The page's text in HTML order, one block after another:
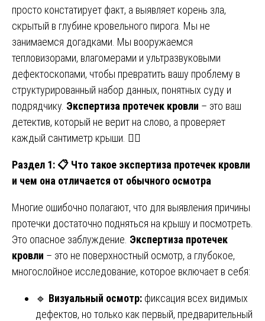
просто констатирует факт, а выявляет корень зла,
скрытый в глубине кровельного пирога. Мы не
занимаемся догадками. Мы вооружаемся
тепловизорами, влагомерами и ультразвуковыми
дефектоскопами, чтобы превратить вашу проблему в
структурированный набор данных, понятных суду и
подрядчику. Экспертиза протечек кровли – это ваш
детектив, который не верит на слово, а проверяет
каждый сантиметр крыши. 🕵️‍♂️
Раздел 1:📋 Что такое экспертиза протечек кровли
и чем она отличается от обычного осмотра
Многие ошибочно полагают, что для выявления причины
протечки достаточно подняться на крышу и посмотреть.
Это опасное заблуждение. Экспертиза протечек
кровли – это не поверхностный осмотр, а глубокое,
многослойное исследование, которое включает в себя:
🔹 Визуальный осмотр: фиксация всех видимых
дефектов, но только как первый, предварительный